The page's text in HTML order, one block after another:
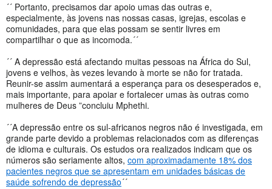
´´ Portanto, precisamos dar apoio umas das outras e,
especialmente, às jovens nas nossas casas, igrejas, escolas e
comunidades, para que elas possam se sentir livres em
compartilhar o que as incomoda.´´
´´ A depressão está afectando muitas pessoas na África do Sul,
jovens e velhos, às vezes levando à morte se não for tratada.
Reunir-se assim aumentará a esperança para os desesperados e,
mais importante, para apoiar e fortalecer umas às outras como
mulheres de Deus ”concluiu Mphethi.
´´A depressão entre os sul-africanos negros não é investigada, em
grande parte devido a problemas relacionados com as diferenças
de idioma e culturais. Os estudos ora realizados indicam que os
números são seriamente altos, com aproximadamente 18% dos
pacientes negros que se apresentam em unidades básicas de
saúde sofrendo de depressão´´